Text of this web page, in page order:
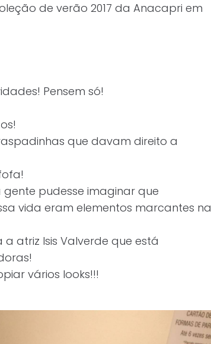
de verão 2017 da Anacapri em
Pensem só!
que davam direito a
gente pudesse imaginar que
vida eram elementos marcantes na
atriz Isis Valverde que está
vários looks!!!